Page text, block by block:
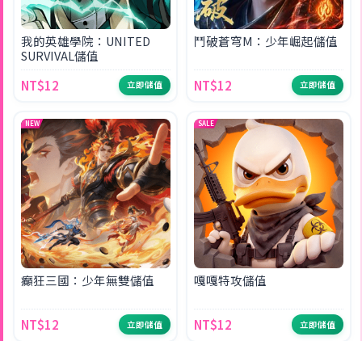
我的英雄學院：UNITED
SURVIVAL儲值
NT$12
立即儲值
鬥破蒼穹M：少年崛起儲值
NT$12 立即儲值
NEW
癲狂三國：少年無雙儲值
NT$12 立即儲值
SALE
嘎嘎特攻儲值
NT$12 立即儲值